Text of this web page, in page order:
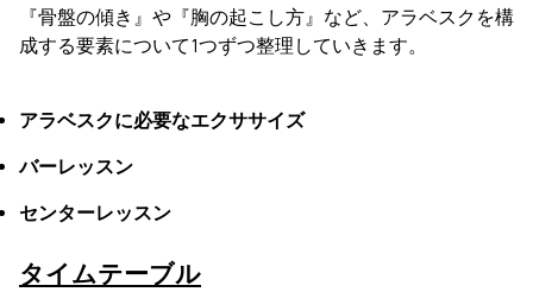
『骨盤の傾き』や『胸の起こし方』など、アラベスクを構
成する要素について1つずつ整理していきます。
アラベスクに必要なエクササイズ
バーレッスン
センターレッスン
タイムテーブル